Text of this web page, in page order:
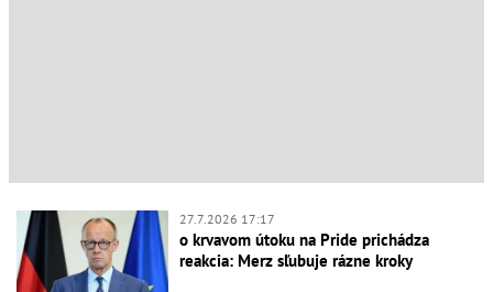
27.7.2026 17:17
o krvavom útoku na Pride prichádza
reakcia: Merz sľubuje rázne kroky